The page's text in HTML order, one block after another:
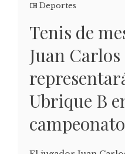
Deportes
Tenis de
Juan
Ubrique B